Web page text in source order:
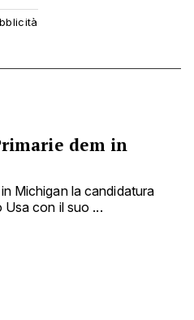
dem in
Michigan la candidatura
Usa con il suo ...